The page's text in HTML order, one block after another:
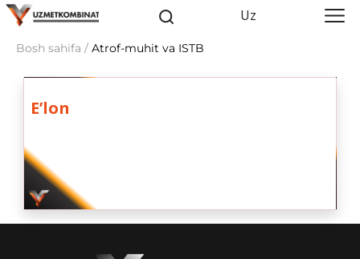
Uz
Bosh sahifa / Atrof-muhit va ISTB
E’lon